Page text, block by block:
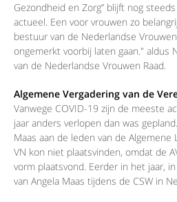
Gezondheid en Zorg” blijft nog
actueel. Een voor vrouwen zo
bestuur van de Nederlandse
ongemerkt voorbij laten gaan." aldus
van de Nederlandse Vrouwen Raad.
Algemene Vergadering van de
Vanwege COVID-19 zijn de meeste
jaar anders verlopen dan was
Maas aan de leden van de Algemene
VN kon niet plaatsvinden, omdat de
vorm plaatsvond. Eerder in het jaar,
van Angela Maas tijdens de CSW in